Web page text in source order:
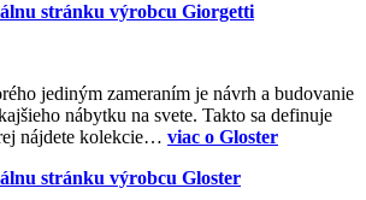
stránku výrobcu Giorgetti
jediným zameraním je návrh a budovanie
nábytku na svete. Takto sa definuje
nájdete kolekcie… viac o Gloster
stránku výrobcu Gloster